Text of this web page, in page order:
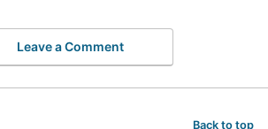
Leave a Comment
Back to top